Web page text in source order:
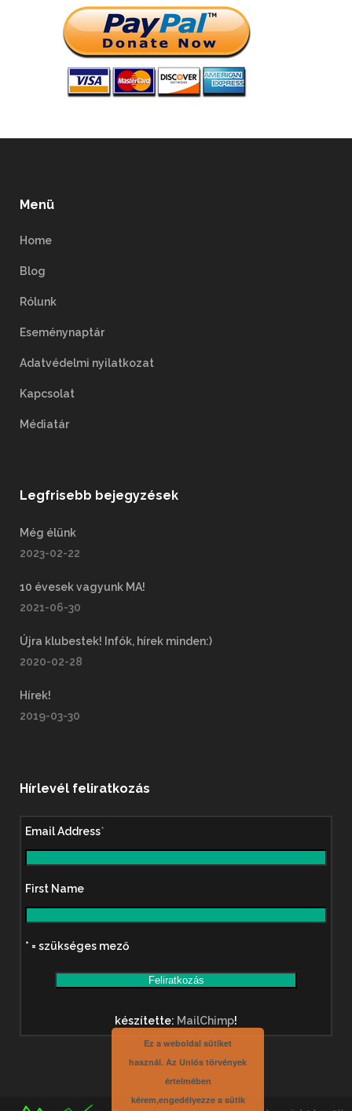
Menü
Home
Blog
Rólunk
Eseménynaptár
Adatvédelmi nyilatkozat
Kapcsolat
Médiatár
Legfrisebb bejegyzések
Még élünk
2023-02-22
10 évesek vagyunk MA!
2021-06-30
Újra klubestek! Infók, hírek minden:)
2020-02-28
Hírek!
2019-03-30
Hírlevél feliratkozás
Email Address*
First Name
* = szükséges mező
készítette: MailChimp!
Ez a weboldal sütiket
használ. Az Uniós törvények
értelmében
kérem,engedélyezze a sütik